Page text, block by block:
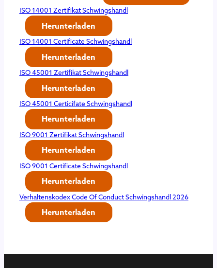
ISO 14001 Zertifikat Schwingshandl
Herunterladen
ISO 14001 Certificate Schwingshandl
Herunterladen
ISO 45001 Zertifikat Schwingshandl
Herunterladen
ISO 45001 Certicifate Schwingshandl
Herunterladen
ISO 9001 Zertifikat Schwingshandl
Herunterladen
ISO 9001 Certificate Schwingshandl
Herunterladen
Verhaltenskodex Code Of Conduct Schwingshandl 2026
Herunterladen